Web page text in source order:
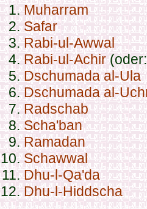
Muharram
Safar
Rabi-ul-Awwal
Rabi-ul-Achir
Dschumada al-Ula
Dschumada al-
Radschab
Scha'ban
Ramadan
Schawwal
Dhu-l-Qa'da
Dhu-l-Hiddscha